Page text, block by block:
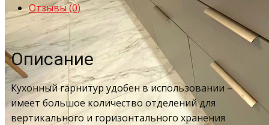
Отзывы (0)
Описание
Кухонный гарнитур удобен в использовании –
имеет большое количество отделений для
вертикального и горизонтального хранения